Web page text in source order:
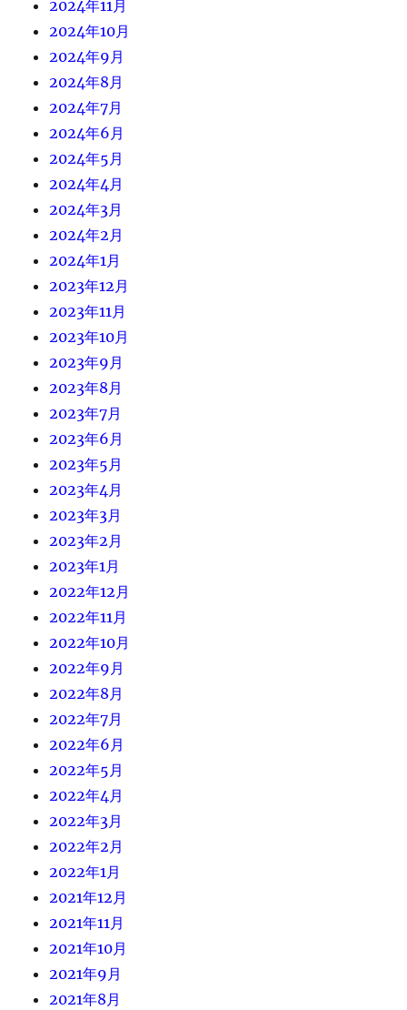
2024年11月
2024年10月
2024年9月
2024年8月
2024年7月
2024年6月
2024年5月
2024年4月
2024年3月
2024年2月
2024年1月
2023年12月
2023年11月
2023年10月
2023年9月
2023年8月
2023年7月
2023年6月
2023年5月
2023年4月
2023年3月
2023年2月
2023年1月
2022年12月
2022年11月
2022年10月
2022年9月
2022年8月
2022年7月
2022年6月
2022年5月
2022年4月
2022年3月
2022年2月
2022年1月
2021年12月
2021年11月
2021年10月
2021年9月
2021年8月